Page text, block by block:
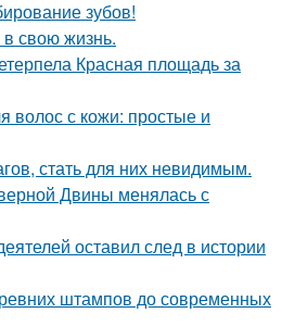
зубов!
в свою жизнь.
Красная площадь за
волос с кожи: простые и
стать для них невидимым.
Двины менялась с
оставил след в истории
штампов до современных